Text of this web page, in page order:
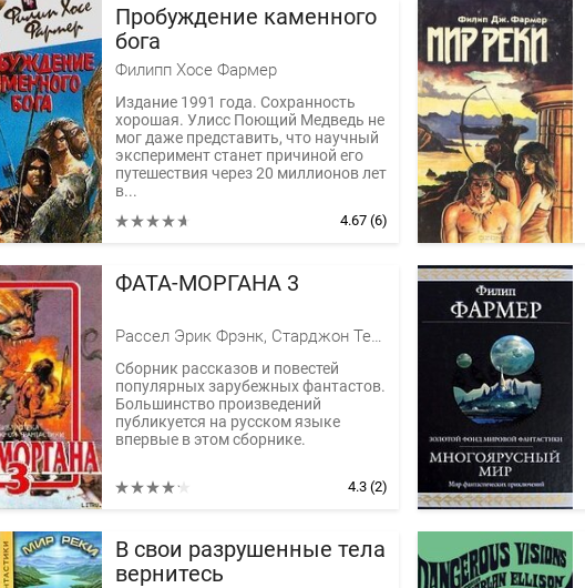
Пробуждение каменного
бога
Филипп Хосе Фармер
Издание 1991 года. Сохранность
хорошая. Улисс Поющий Медведь не
мог даже представить, что научный
эксперимент станет причиной его
путешествия через 20 миллионов лет
в...
4.67 (6)
ФАТА-МОРГАНА 3
Рассел Эрик Фрэнк, Старджон Теодор Гамильтон, Вилсон Фрэнсис Пол, Андерсон Пол Уильям, Вэнс Джек Холбрук, Дель Рей Лестер, Клейн Жерар, Лейбер Фриц Ройтер, Ле Гуин Урсула Крёбер, Дик Филип Киндред, Миллер-младший Уолтер Майкл, де Камп Лайон Спрэг, Найт Дэймон, Клемент Хол, Чандлер Бертрам, Меррил Джудит, Рейнольдс Даллас МакКорд Мак, Дарлтон Кларк, Филипп Хосе Фармер, Стернберг Жак, Квено Раймон, Верланж Жюли, Вальтер Даниэль, Вери Пьер, Доремье Ален, Лауэри Брюс, Расс Джоанна, Лафферти Рафаэль Алоизиус, Слезар Генри
Сборник рассказов и повестей
популярных зарубежных фантастов.
Большинство произведений
публикуется на русском языке
впервые в этом сборнике.
4.3 (2)
В свои разрушенные тела
вернитесь